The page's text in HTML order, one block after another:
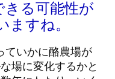
きる可能性が
すね。
ていかに酪農場が
場に変化するかと